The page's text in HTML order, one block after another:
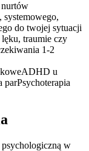
systemowego,
do twojej sytuacji
traumie czy
1-2
ADHD u
parPsychoterapia
w